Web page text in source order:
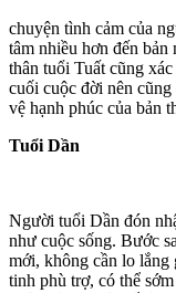
chu‌yện tìn‌h cảm của
tâm nhiều hơn đến bản
thân tuổi Tuất cũng
cuối cuộc đời nên
vệ hạnh phúc của bản
Tuổi Dần
Người tuổi Dần đón
như cuộc sống. Bước
mới, không cần lo lắng
tinh phù trợ, có thể